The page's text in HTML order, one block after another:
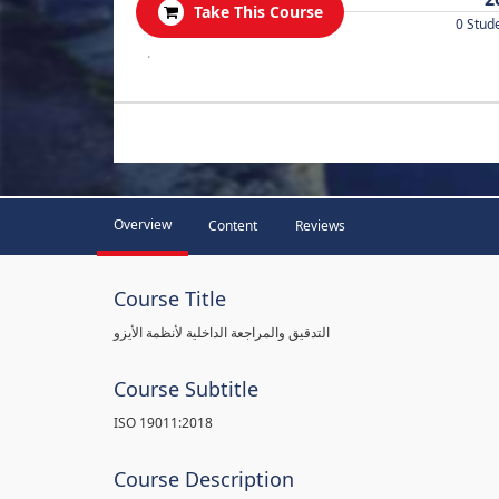
Take This Course
0
.
Overview Content Reviews
Course Title
التدقيق والمراجعة الداخلية لأنظمة الأيزو
Course Subtitle
ISO 19011:2018
Course Description